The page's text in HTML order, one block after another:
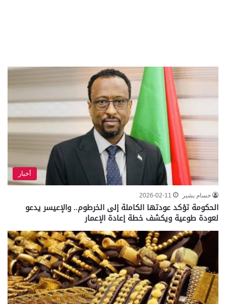
أخبار
حسام بشير 2026-02-11
الحكومة تؤكد عودتها الكاملة إلى الخرطوم.. والإعيسر يدعو
لعودة طوعية ويكشف خطة إعادة الإعمار